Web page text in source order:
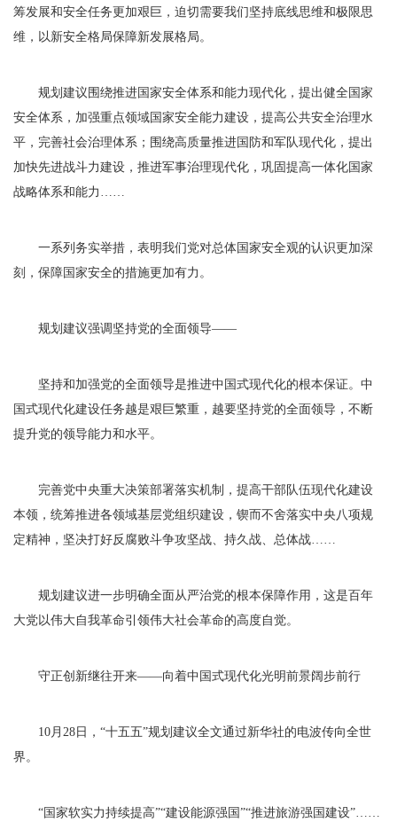
筹发展和安全任务更加艰巨，迫切需要我们坚持底线思维和极限思
维，以新安全格局保障新发展格局。
规划建议围绕推进国家安全体系和能力现代化，提出健全国家
安全体系，加强重点领域国家安全能力建设，提高公共安全治理水
平，完善社会治理体系；围绕高质量推进国防和军队现代化，提出
加快先进战斗力建设，推进军事治理现代化，巩固提高一体化国家
战略体系和能力……
一系列务实举措，表明我们党对总体国家安全观的认识更加深
刻，保障国家安全的措施更加有力。
规划建议强调坚持党的全面领导——
坚持和加强党的全面领导是推进中国式现代化的根本保证。中
国式现代化建设任务越是艰巨繁重，越要坚持党的全面领导，不断
提升党的领导能力和水平。
完善党中央重大决策部署落实机制，提高干部队伍现代化建设
本领，统筹推进各领域基层党组织建设，锲而不舍落实中央八项规
定精神，坚决打好反腐败斗争攻坚战、持久战、总体战……
规划建议进一步明确全面从严治党的根本保障作用，这是百年
大党以伟大自我革命引领伟大社会革命的高度自觉。
守正创新继往开来——向着中国式现代化光明前景阔步前行
10月28日，“十五五”规划建议全文通过新华社的电波传向全世
界。
“国家软实力持续提高”“建设能源强国”“推进旅游强国建设”……